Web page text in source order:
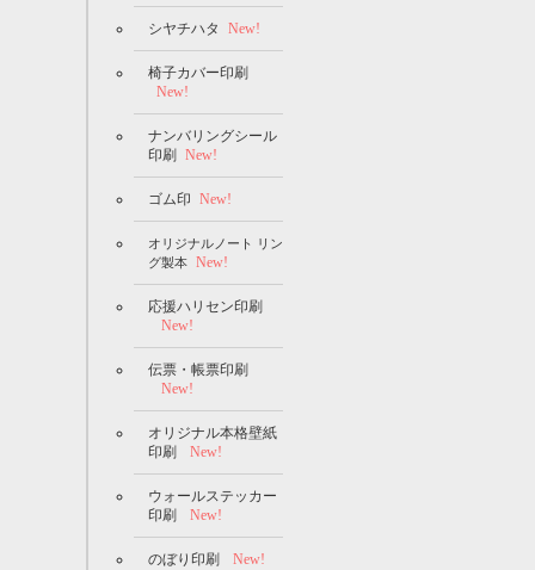
シヤチハタ New!
椅子カバー印刷
New!
ナンバリングシール
印刷
New!
ゴム印 New!
オリジナルノート リン
グ製本 New!
応援ハリセン印刷
New!
伝票・帳票印刷
New!
オリジナル本格壁紙
印刷
New!
ウォールステッカー
印刷
New!
のぼり印刷 New!